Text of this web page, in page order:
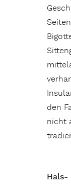
den
nicht
Hals-